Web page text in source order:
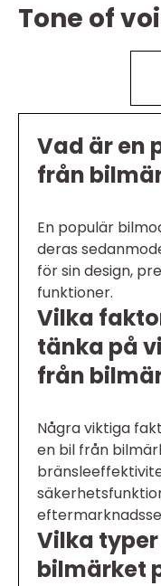
Tone of
Vad är en
från
En populär
deras
för sin design,
funktioner.
Vilka
tänka på
från
Några viktiga
en bil från
Vilka
bilmärket